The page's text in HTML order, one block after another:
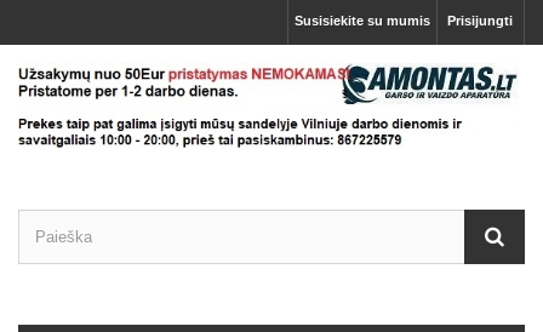
Prisijungti
Susisiekite su mumis